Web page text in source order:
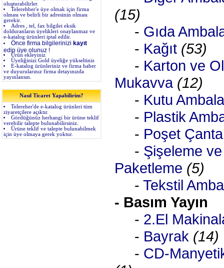
oluşturabilirler.
Telerehber'e üye olmak için firma
olması ve belirli bir adresinin olması
gerekir.
Adres , tel, fax bilgilei eksik
dolduranların üyelikleri onaylanmaz ve
e-katalog ürünleri iptal edilir.
Önce firma bilgilerinizi kayıt
edip üye olunuz !
Ürün ekleyiniz
Üyeliğinizi Gold üyeliğe yükseltiniz
E-katalog ürünleriniz ve firma haber
ve duyurularınız firma detayınızda
yayınlansın.
Nasıl Ticaret Yapabilirim?
Telereher'de e-katalog ürünleri tüm
ziyaretçilere açıktır.
Gördüğünüz herhangi bir ürüne teklif
verebilir talepte bulunabilirsiniz.
Ürüne teklif ve talepte bulunabilmek
için üye olmaya gerek yoktur.
(15)
- Gıda
- Kağıt (53)
- Karton ve
Mukavva (12)
- Kutu
- Plastik
- Poşet Çanta
- Şişeleme ve
Paketleme (5)
- Tekstil
- Basım Yayın
- 2.El
- Bayrak (14)
- CD-